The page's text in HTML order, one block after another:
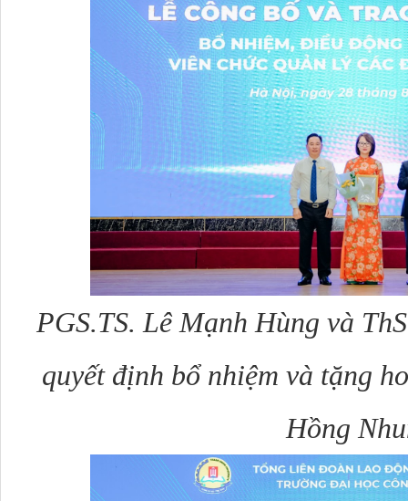
PGS.TS. Lê Mạnh Hùng và
quyết định bổ nhiệm và tặng
Hồng